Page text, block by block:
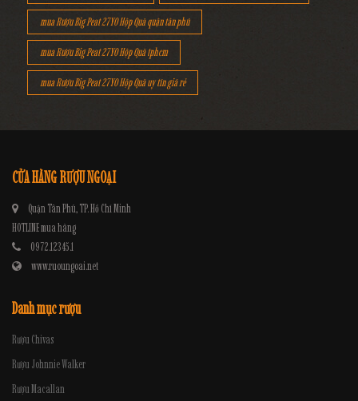
mua Rượu Big Peat 27YO Hộp Quà quận tân phú
mua Rượu Big Peat 27YO Hộp Quà tphcm
mua Rượu Big Peat 27YO Hộp Quà uy tín giá rẻ
CỬA HÀNG RƯỢU NGOẠI
Quận Tân Phú, TP. Hồ Chí Minh
HOTLINE mua hàng
0972.12345.1
www.ruoungoai.net
Danh mục rượu
Rượu Chivas
Rượu Johnnie Walker
Rượu Macallan